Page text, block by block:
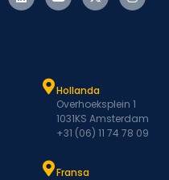
Hollanda
Overhoeksplein 1
1031KS Amsterdam
+31 (06) 11 74 78 09
Fransa